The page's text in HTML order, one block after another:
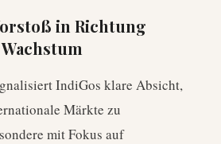
in Richtung
IndiGos klare Absicht,
Märkte zu
mit Fokus auf